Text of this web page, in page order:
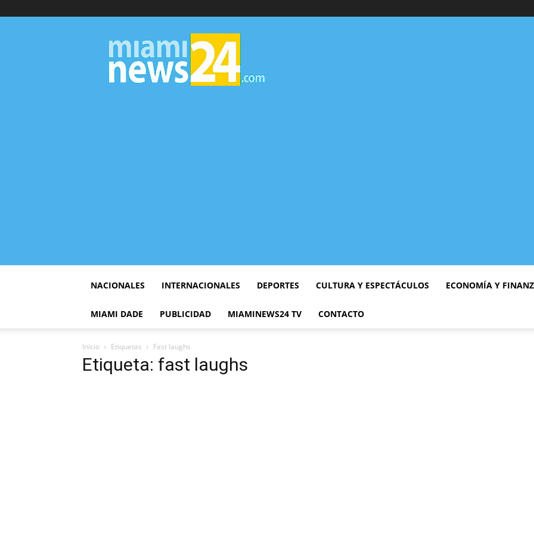
▷
Miami
News
24
NACIONALES INTERNACIONALES DEPORTES CULTURA Y ESPECTÁCULOS ECONOMÍA Y
MIAMI DADE PUBLICIDAD MIAMINEWS24 TV CONTACTO
Inicio Etiquetas Fast laughs
Etiqueta: fast laughs